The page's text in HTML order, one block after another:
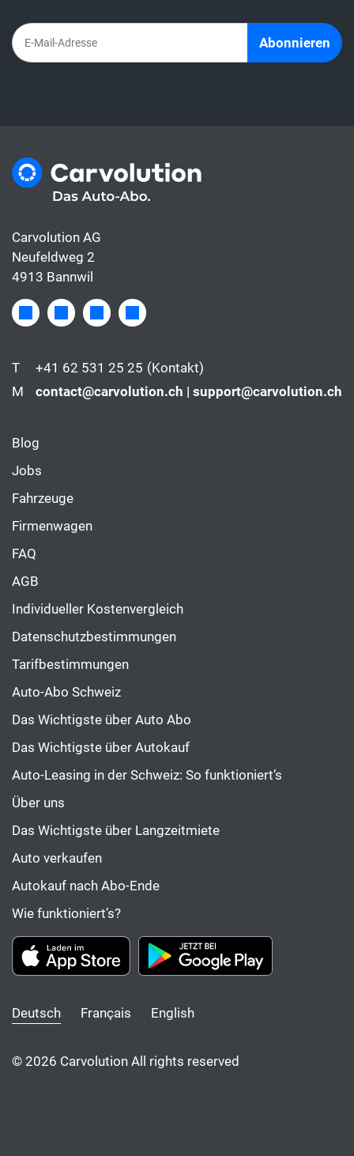
Abonnieren
Carvolution AG
Neufeldweg 2
4913 Bannwil
T +41 62 531 25 25 (Kontakt)
M
contact@carvolution.ch | support@carvolution.ch
Blog
Jobs
Fahrzeuge
Firmenwagen
FAQ
AGB
Individueller Kostenvergleich
Datenschutzbestimmungen
Tarifbestimmungen
Auto-Abo Schweiz
Das Wichtigste über Auto Abo
Das Wichtigste über Autokauf
Auto-Leasing in der Schweiz: So funktioniert’s
Über uns
Das Wichtigste über Langzeitmiete
Auto verkaufen
Autokauf nach Abo-Ende
Wie funktioniert’s?
Deutsch Français English
© 2026 Carvolution All rights reserved